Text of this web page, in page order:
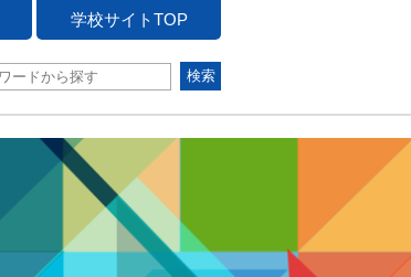
学校サイトTOP